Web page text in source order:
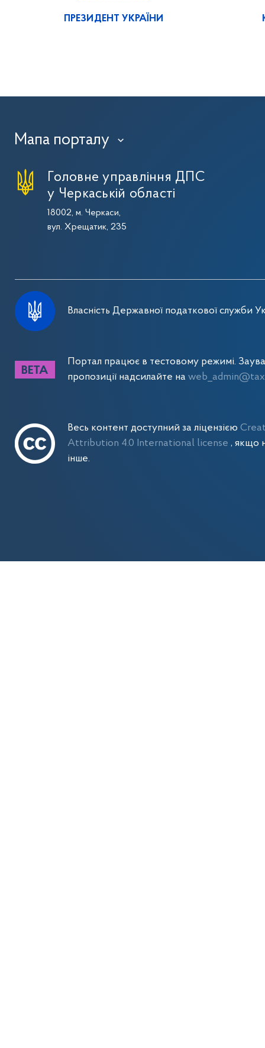
ПРЕЗИДЕНТ УКРАЇНИ
Мапа порталу ›
Головне управління ДПС
у Черкаській області
18002, м. Черкаси,
вул. Хрещатик, 235
Власність Державної податкової служби
Портал працює в тестовому режимі.
пропозиції надсилайте на
Весь контент доступний за ліцензією
Attribution 4.0 International license, якщо
інше.